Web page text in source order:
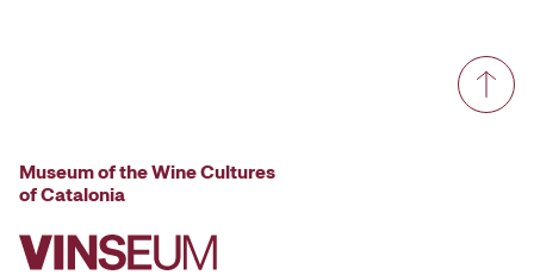
Museum of the Wine Cultures
of Catalonia